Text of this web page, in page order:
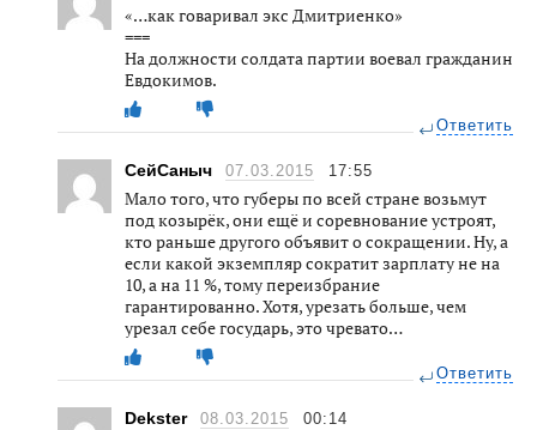
«…как говаривал экс Дмитриенко»
===
На должности солдата партии воевал гражданин
Евдокимов.
Ответить
СейСаныч 07.03.2015 17:55
Мало того, что губеры по всей стране возьмут
под козырёк, они ещё и соревнование устроят,
кто раньше другого объявит о сокращении. Ну, а
если какой экземпляр сократит зарплату не на
10, а на 11 %, тому переизбрание
гарантированно. Хотя, урезать больше, чем
урезал себе государь, это чревато…
Ответить
Dekster 08.03.2015 00:14